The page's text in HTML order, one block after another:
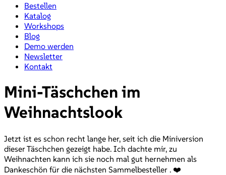
Bestellen
Katalog
Workshops
Blog
Demo werden
Newsletter
Kontakt
Mini-Täschchen im
Weihnachtslook
Jetzt ist es schon recht lange her, seit ich die Miniversion
dieser Täschchen gezeigt habe. Ich dachte mir, zu
Weihnachten kann ich sie noch mal gut hernehmen als
Dankeschön für die nächsten Sammelbesteller . ❤️